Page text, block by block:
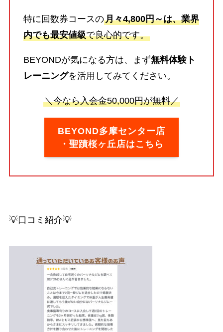
特に回数券コースの月々4,800円～は、業界
内でも最安値級で良心的です。
BEYONDが気になる方は、まず無料体験ト
レーニングを活用してみてください。
＼今なら入会金50,000円が無料／
BEYOND多摩センター店
・聖蹟桜ヶ丘店はこちら
💡口コミ紹介💡